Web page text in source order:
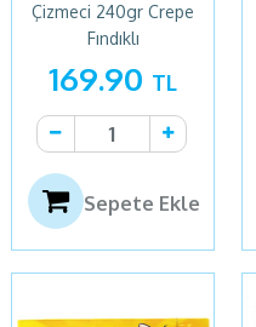
Çizmeci 240gr Crepe
Fındıklı
169.90 TL
Sepete Ekle